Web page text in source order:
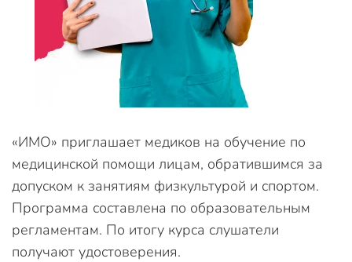
«ИМО» приглашает медиков на обучение по
медицинской помощи лицам, обратившимся за
допуском к занятиям физкультурой и спортом.
Программа составлена по образовательным
регламентам. По итогу курса слушатели
получают удостоверения.